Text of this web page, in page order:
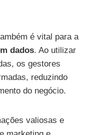
é vital para a
dados. Ao utilizar
os gestores
reduzindo
do negócio.
valiosas e